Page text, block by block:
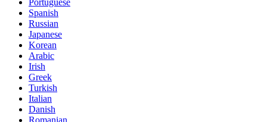
Spanish
Russian
Japanese
Korean
Arabic
Irish
Greek
Turkish
Italian
Danish
Romanian